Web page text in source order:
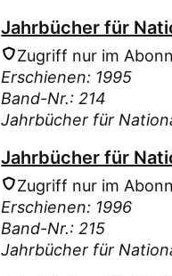
Jahrbücher für
Zugriff nur im
Erschienen: 1995
Band-Nr.: 214
Jahrbücher für
Jahrbücher für
Zugriff nur im
Erschienen: 1996
Band-Nr.: 215
Jahrbücher für